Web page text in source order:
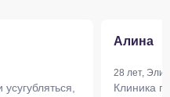
Алина
28 лет,
Клиника